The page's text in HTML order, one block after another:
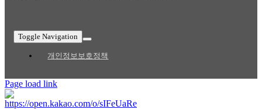
Toggle Navigation
개인정보보호정책
Page load link